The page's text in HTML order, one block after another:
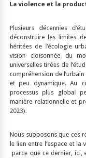
La violence et la
Plusieurs décennies
déconstruire les limites
héritées de l’écologie
vision cloisonnée du
universelles tirées de
compréhension de
et peu dynamique. Au
processus plus global
manière relationnelle et
2023).
Nous supposons que ces
le lien entre l’espace et la
parce que ce dernier, ici,